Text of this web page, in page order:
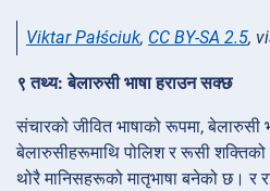
Viktar Pałściuk, CC BY-SA 2.5,
९ तथ्य: बेलारुसी भाषा हराउन सक्छ
संचारको जीवित भाषाको रूपमा, बेलारुसी
बेलारुसीहरूमाथि पोलिश र रूसी शक्तिको
थोरै मानिसहरूको मातृभाषा बनेको छ। र